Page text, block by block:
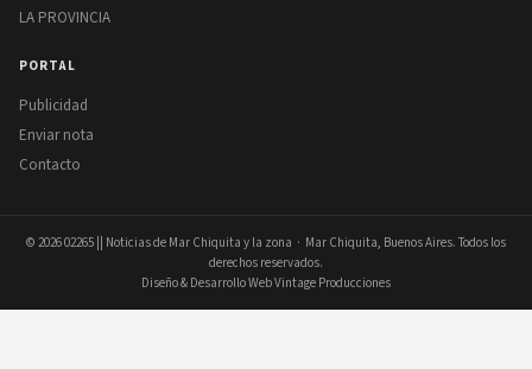
LA PROVINCIA
PORTAL
Publicidad
Enviar nota
Contacto
© 202602265 || Noticias de Mar Chiquita y la zona · Mar Chiquita, Buenos Aires. Todos los
derechos reservados.
Diseño & Desarrollo Web Vintage Producciones